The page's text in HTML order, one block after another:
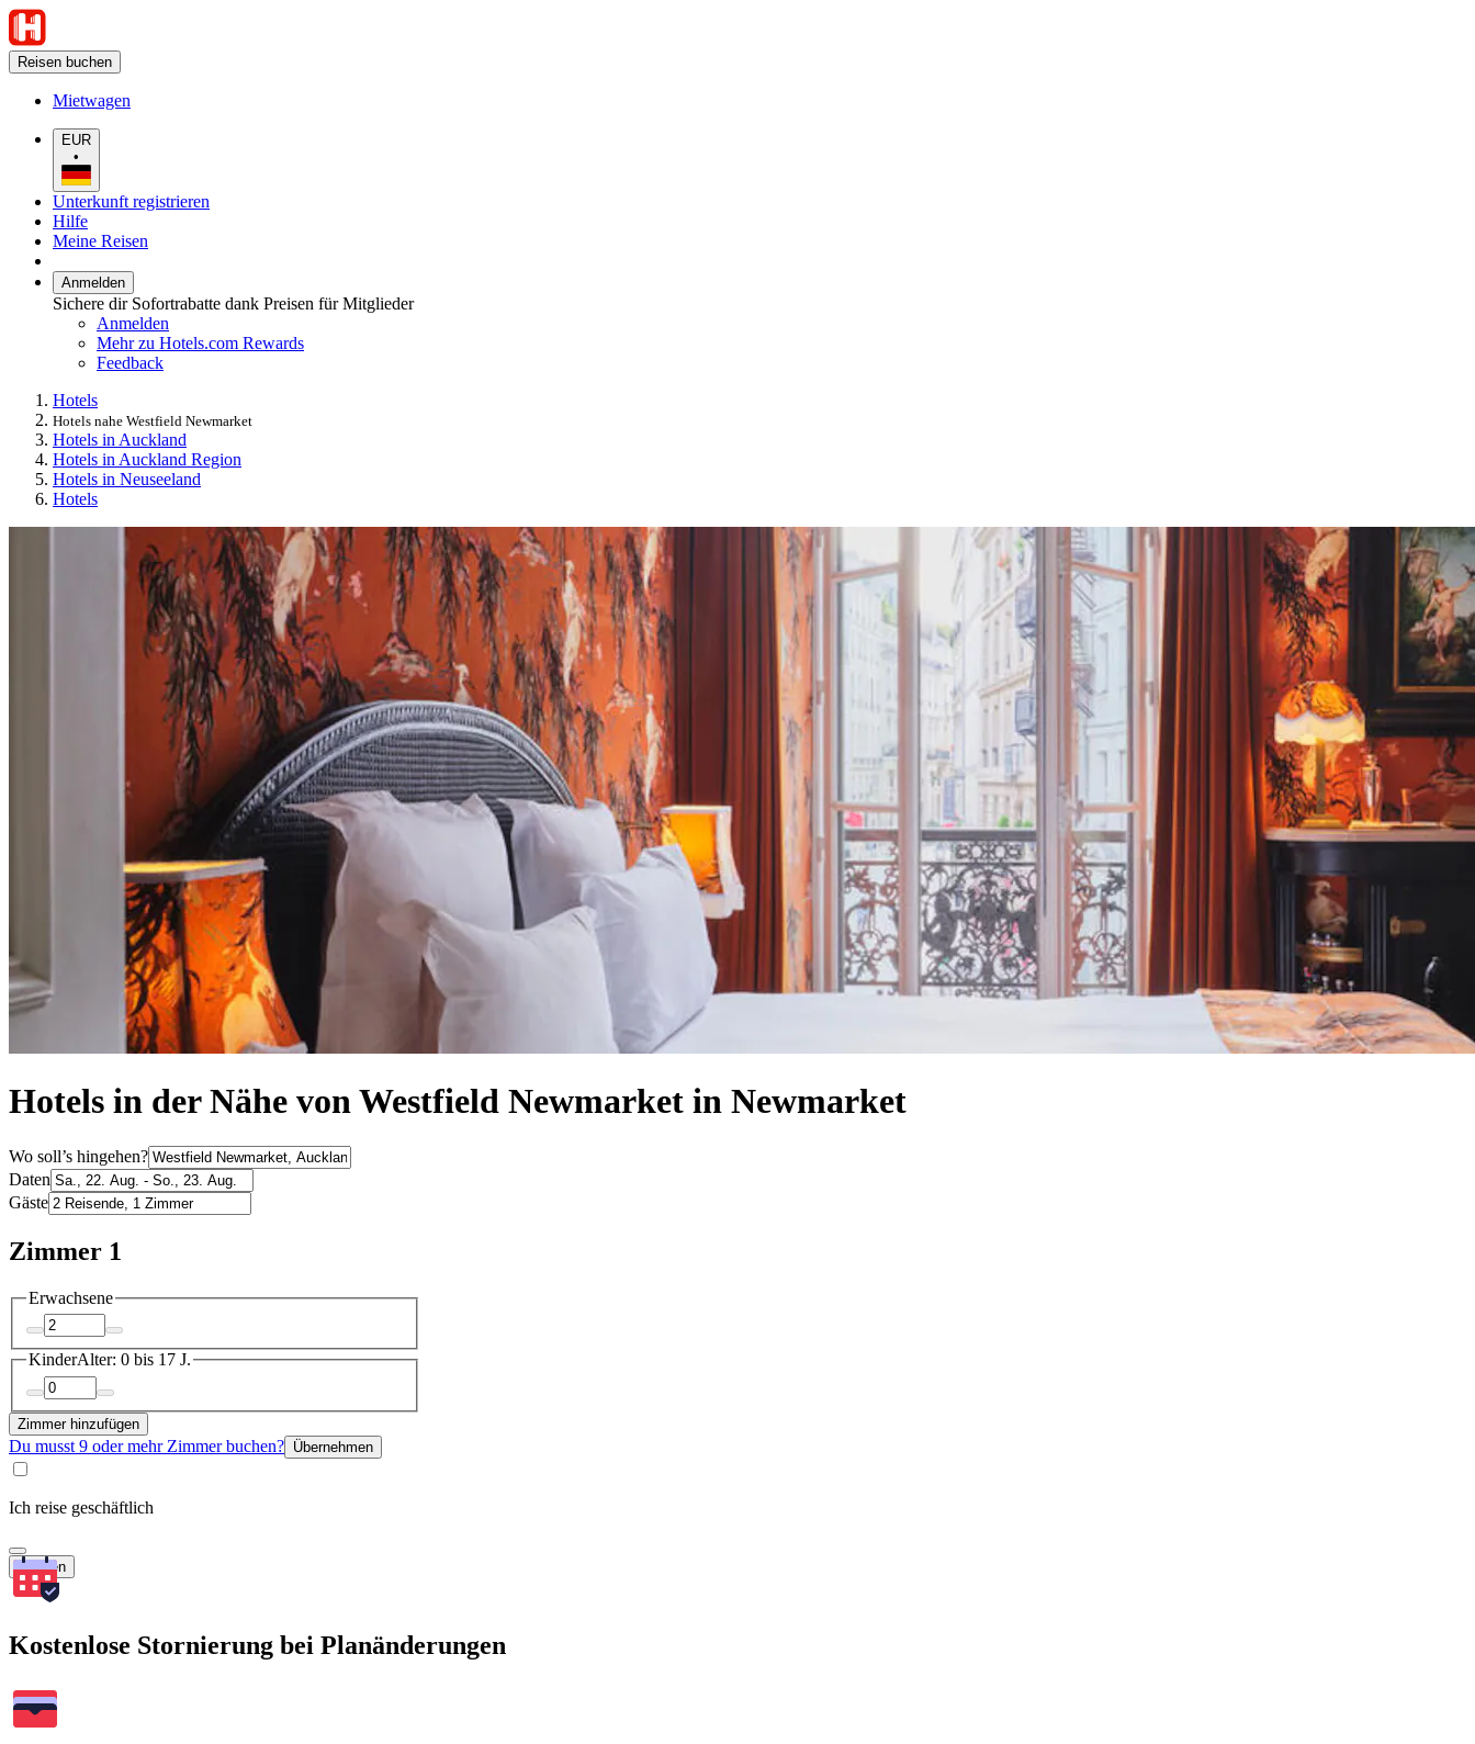
Reisen buchen
Mietwagen
EUR
•
Unterkunft registrieren
Hilfe
Meine Reisen
Anmelden
Sichere dir Sofortrabatte dank Preisen für Mitglieder
Anmelden
Mehr zu Hotels.com Rewards
Feedback
Hotels
Hotels nahe Westfield Newmarket
Hotels in Auckland
Hotels in Auckland Region
Hotels in Neuseeland
Hotels
Hotels in der Nähe von Westfield Newmarket in Newmarket
Wo soll’s hingehen?
Daten
Gäste
Zimmer 1
Erwachsene
KinderAlter: 0 bis 17 J.
Zimmer hinzufügen
Du musst 9 oder mehr Zimmer buchen? Übernehmen
Ich reise geschäftlich
Suchen
Kostenlose Stornierung bei Planänderungen